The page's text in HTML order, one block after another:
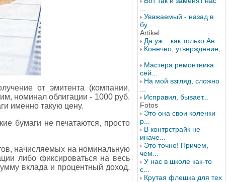
от эмитента (компании,
номинал облигации - 1000 руб.
именно такую цену.
бумаги не печатаются, просто
начисляемых на номинальную
либо фиксироваться на весь
вклада и процентный доход.
Уважаемый - назад в
бу...
Artikel
Да уж... как только Ав...
Конечно, утверждение,
Мастера ремонтника
сей...
На мой взгляд, сложно
Исправил, бывает...
Fotos
Это она свои коленки
р...
В контрстрайк не
иначе...
Это точно! Причем,
чем...
У нас в школе как-то
с...
Крутая флешка для тех